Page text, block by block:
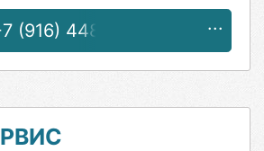
(916) 448-76-72